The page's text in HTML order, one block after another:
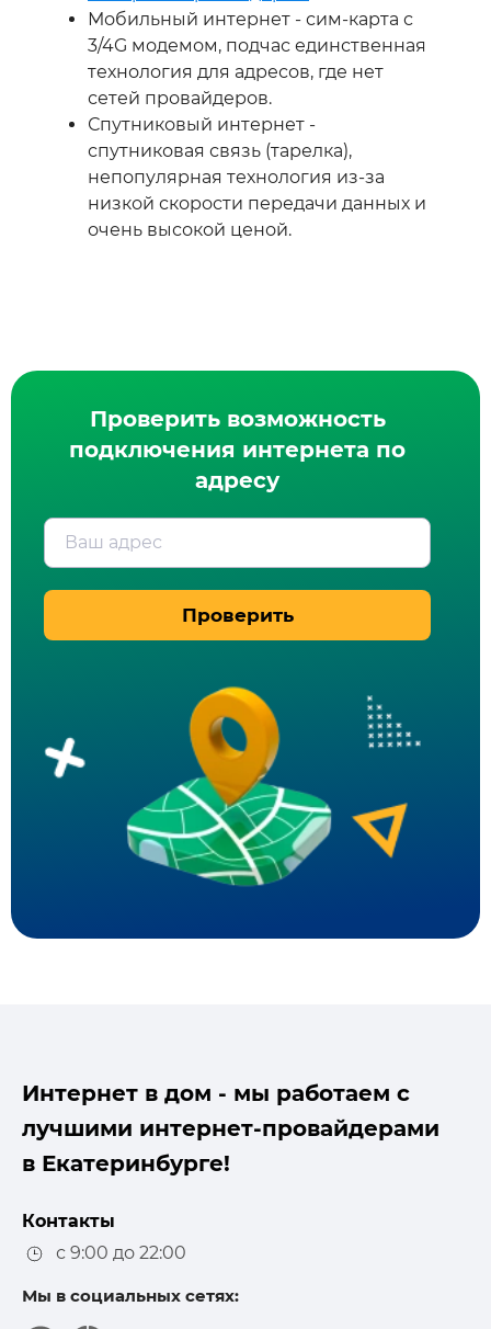
Мобильный интернет - сим-карта с
3/4G модемом, подчас единственная
технология для адресов, где нет
сетей провайдеров.
Спутниковый интернет -
спутниковая связь (тарелка),
непопулярная технология из-за
низкой скорости передачи данных и
очень высокой ценой.
Проверить возможность
подключения интернета по
адресу
Ваш адрес
Проверить
Интернет в дом - мы работаем с
лучшими интернет-провайдерами
в Екатеринбурге!
Контакты
с 9:00 до 22:00
Мы в социальных сетях: